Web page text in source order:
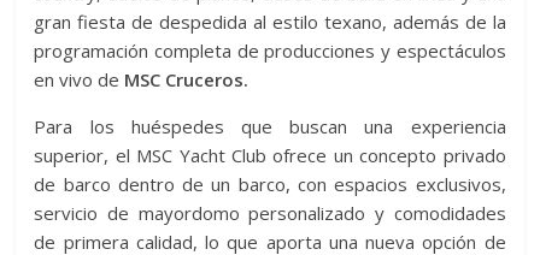
gran fiesta de despedida al estilo texano, además de la
programación completa de producciones y espectáculos
en vivo de MSC Cruceros.
Para los huéspedes que buscan una experiencia
superior, el MSC Yacht Club ofrece un concepto privado
de barco dentro de un barco, con espacios exclusivos,
servicio de mayordomo personalizado y comodidades
de primera calidad, lo que aporta una nueva opción de